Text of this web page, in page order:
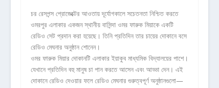
চর রেসপন্স প্রোজেক্টের আওতায় দূর্যোগকালে সচেতনতা নিশ্চিত করতে
ওমরপুর এলাকার একজন স্থানীয় বাসিন্দা ওমর ফারুক মিয়াকে একটি
রেডিও সেট প্রদান করা হয়েছে। তিনি প্রতিদিন তার চায়ের দোকানে বসে
রেডিও মেঘনার অনুষ্ঠান শোনেন।
ওমর ফারুক মিয়ার দোকানটি এলাকার ইয়াকুব মাধ্যমিক বিদ্যালয়ের পাশে।
যেখানে প্রতিদিন বহু মানুষ চা পান করতে আসেন এবং আড্ডা দেন। এই
দোকানে রেডিও দেওয়ার ফলে রেডিও মেঘনার গুরুত্বপূর্ণ অনুষ্ঠানগুলো—